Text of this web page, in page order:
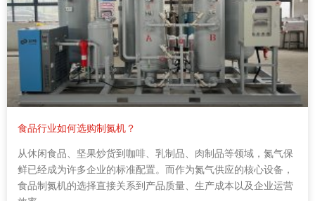
食品行业如何选购制氮机？
从休闲食品、坚果炒货到咖啡、乳制品、肉制品等领域，氮气保
鲜已经成为许多企业的标准配置。而作为氮气供应的核心设备，
食品制氮机的选择直接关系到产品质量、生产成本以及企业运营